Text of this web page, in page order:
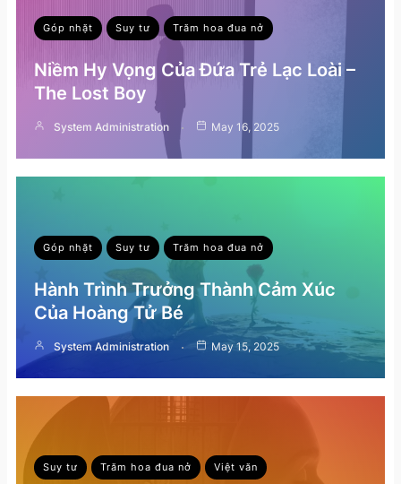
Góp nhặt Suy tư Trăm hoa đua nở
Niềm Hy Vọng Của Đứa Trẻ Lạc Loài –
The Lost Boy
System Administration May 16, 2025
Góp nhặt Suy tư Trăm hoa đua nở
Hành Trình Trưởng Thành Cảm Xúc
Của Hoàng Tử Bé
System Administration May 15, 2025
Suy tư Trăm hoa đua nở Việt văn